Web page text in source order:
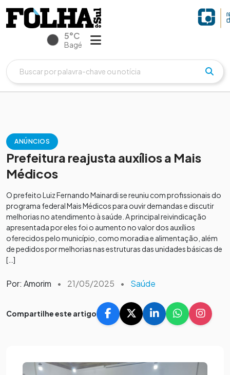
5°C
Bagé
ANÚNCIOS
Prefeitura reajusta auxílios a Mais
Médicos
O prefeito Luiz Fernando Mainardi se reuniu com profissionais do
programa federal Mais Médicos para ouvir demandas e discutir
melhorias no atendimento à saúde. A principal reivindicação
apresentada por eles foi o aumento no valor dos auxílios
oferecidos pelo município, como moradia e alimentação, além
de pedidos por melhorias nas estruturas das unidades básicas de
[…]
Por: Amorim • 21/05/2025 • Saúde
Compartilhe este artigo